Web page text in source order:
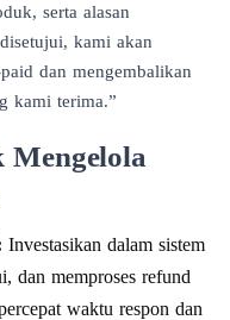
serta alasan
kami akan
dan mengembalikan
kami terima.”
Investasikan dalam sistem
dan memproses refund
waktu respon dan